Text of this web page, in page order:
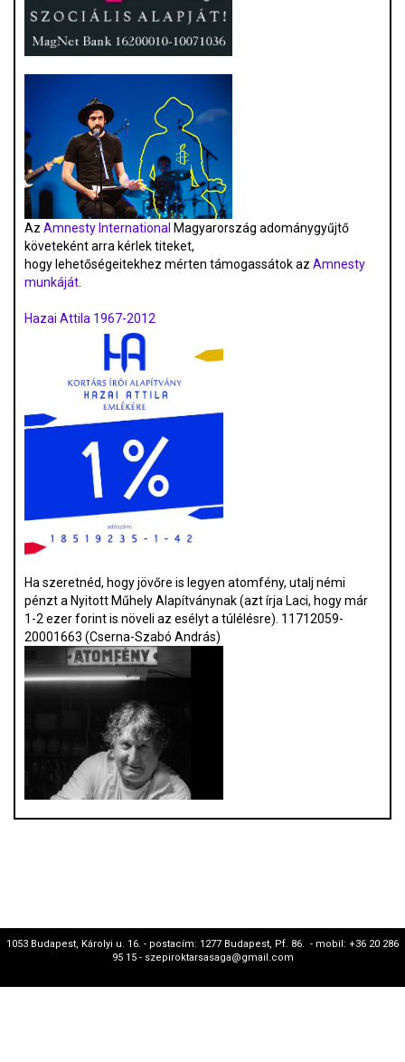
Az Amnesty International Magyarország adománygyűjtő
követeként arra kérlek titeket,
hogy lehetőségeitekhez mérten támogassátok az Amnesty
munkáját
Hazai Attila 1967-2012
Ha szeretnéd, hogy jövőre is legyen atomfény, utalj némi
pénzt a Nyitott Műhely Alapítványnak (azt írja Laci, hogy már
1-2 ezer forint is növeli az esélyt a túlélésre). 11712059-
20001663 (Cserna-Szabó András)
1053 Budapest, Károlyi u. 16. - postacím: 1277 Budapest, Pf. 86. - mobil: +36 20 286
95 15 - szepiroktarsasaga@gmail.com